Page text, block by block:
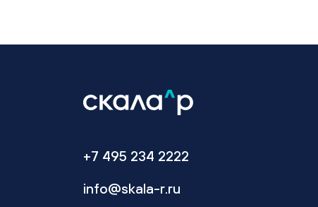
+7 495 234 2222
info@skala-r.ru